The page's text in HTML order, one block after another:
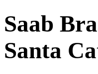
Saab
Santa